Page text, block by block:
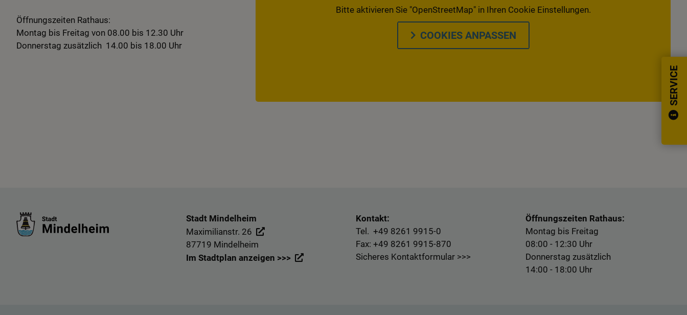
SERVICE
Öffnungszeiten Rathaus:
Montag bis Freitag von 08.00 bis 12.30 Uhr
Donnerstag zusätzlich 14.00 bis 18.00 Uhr
Bitte aktivieren Sie "OpenStreetMap" in Ihren Cookie Einstellungen.
COOKIES ANPASSEN
Stadt Mindelheim
Maximilianstr. 26
87719 Mindelheim
Im Stadtplan anzeigen >>>
Kontakt:
Tel. +49 8261 9915-0
Fax: +49 8261 9915-870
Sicheres Kontaktformular >>>
Öffnungszeiten Rathaus:
Montag bis Freitag
08:00 - 12:30 Uhr
Donnerstag zusätzlich
14:00 - 18:00 Uhr